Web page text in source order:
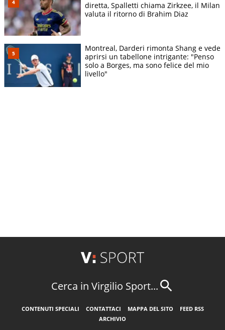
diretta, Spalletti chiama Zirkzee, il Milan
valuta il ritorno di Brahim Diaz
Montreal, Darderi rimonta Shang e vede
aprirsi un tabellone intrigante: "Penso
solo a Borges, ma sono felice del mio
livello"
Cerca in Virgilio Sport...
CONTENUTI SPECIALI CONTATTACI MAPPA DEL SITO
FEED RSS
ARCHIVIO